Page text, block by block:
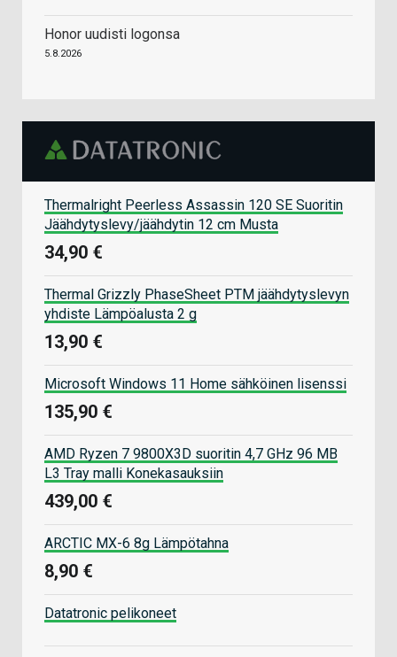
Honor uudisti logonsa
5.8.2026
Thermalright Peerless Assassin 120 SE Suoritin
Jäähdytyslevy/jäähdytin 12 cm Musta
34,90 €
Thermal Grizzly PhaseSheet PTM jäähdytyslevyn
yhdiste Lämpöalusta 2 g
13,90 €
Microsoft Windows 11 Home sähköinen lisenssi
135,90 €
AMD Ryzen 7 9800X3D suoritin 4,7 GHz 96 MB
L3 Tray malli Konekasauksiin
439,00 €
ARCTIC MX-6 8g Lämpötahna
8,90 €
Datatronic pelikoneet